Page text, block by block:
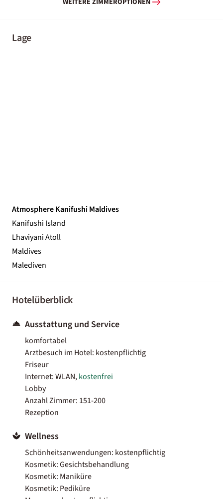
WEITERE ZIMMEROPTIONEN
Lage
Atmosphere Kanifushi Maldives
Kanifushi Island
Lhaviyani Atoll
Maldives
Malediven
Hotelüberblick
Ausstattung und Service
komfortabel
Arztbesuch im Hotel: kostenpflichtig
Friseur
Internet: WLAN,kostenfrei
Lobby
Anzahl Zimmer: 151-200
Rezeption
Wellness
Schönheitsanwendungen: kostenpflichtig
Kosmetik: Gesichtsbehandlung
Kosmetik: Maniküre
Kosmetik: Pediküre